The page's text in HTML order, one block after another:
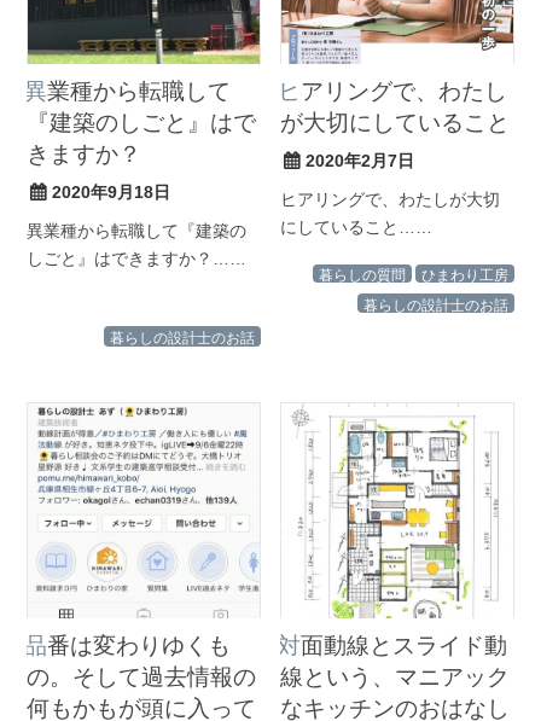
暮らしの設計士のお話
異業種から転職して
『建築のしごと』はで
きますか？
2020年9月18日
異業種から転職して『建築の
しごと』はできますか？……
ひまわり工房
暮らしの質問
暮らしの設計士のお話
ヒアリングで、わたし
が大切にしていること
2020年2月7日
ヒアリングで、わたしが大切
にしていること……
品番は変わりゆくも
の。そして過去情報の
何もかもが頭に入って
対面動線とスライド動
線という、マニアック
なキッチンのおはなし